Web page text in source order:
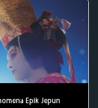
Epik Jepun